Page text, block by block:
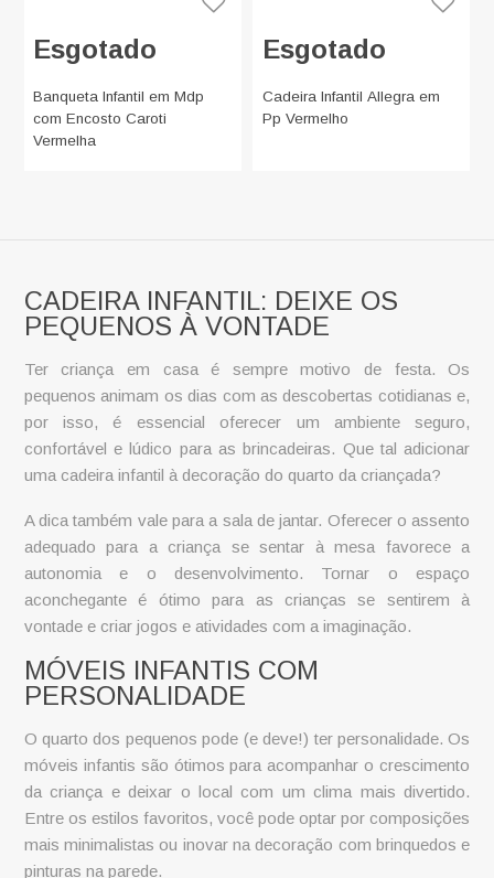
Esgotado
Banqueta Infantil em Mdp
com Encosto Caroti
Vermelha
Esgotado
Cadeira Infantil Allegra em
Pp Vermelho
CADEIRA INFANTIL: DEIXE OS
PEQUENOS À VONTADE
Ter criança em casa é sempre motivo de festa. Os
pequenos animam os dias com as descobertas cotidianas e,
por isso, é essencial oferecer um ambiente seguro,
confortável e lúdico para as brincadeiras. Que tal adicionar
uma cadeira infantil à decoração do quarto da criançada?
A dica também vale para a sala de jantar. Oferecer o assento
adequado para a criança se sentar à mesa favorece a
autonomia e o desenvolvimento. Tornar o espaço
aconchegante é ótimo para as crianças se sentirem à
vontade e criar jogos e atividades com a imaginação.
MÓVEIS INFANTIS COM
PERSONALIDADE
O quarto dos pequenos pode (e deve!) ter personalidade. Os
móveis infantis são ótimos para acompanhar o crescimento
da criança e deixar o local com um clima mais divertido.
Entre os estilos favoritos, você pode optar por composições
mais minimalistas ou inovar na decoração com brinquedos e
pinturas na parede.